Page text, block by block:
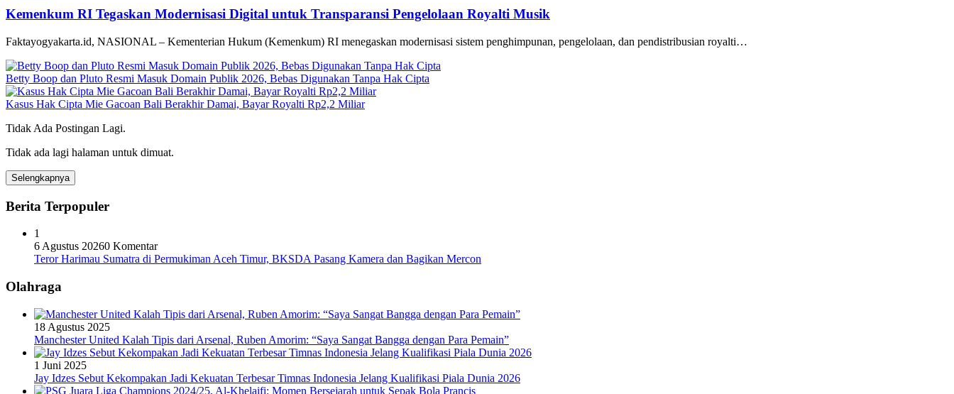
Kemenkum RI Tegaskan Modernisasi Digital untuk Transparansi Pengelolaan Royalti Musik
Faktayogyakarta.id, NASIONAL – Kementerian Hukum (Kemenkum) RI menegaskan modernisasi sistem penghimpunan, pengelolaan, dan pendistribusian royalti…
Betty Boop dan Pluto Resmi Masuk Domain Publik 2026, Bebas Digunakan Tanpa Hak Cipta
Kasus Hak Cipta Mie Gacoan Bali Berakhir Damai, Bayar Royalti Rp2,2 Miliar
Tidak Ada Postingan Lagi.
Tidak ada lagi halaman untuk dimuat.
Selengkapnya
Berita Terpopuler
1
6 Agustus 20260 Komentar
Teror Harimau Sumatra di Permukiman Aceh Timur, BKSDA Pasang Kamera dan Bagikan Mercon
Olahraga
18 Agustus 2025
Manchester United Kalah Tipis dari Arsenal, Ruben Amorim: “Saya Sangat Bangga dengan Para Pemain”
1 Juni 2025
Jay Idzes Sebut Kekompakan Jadi Kekuatan Terbesar Timnas Indonesia Jelang Kualifikasi Piala Dunia 2026